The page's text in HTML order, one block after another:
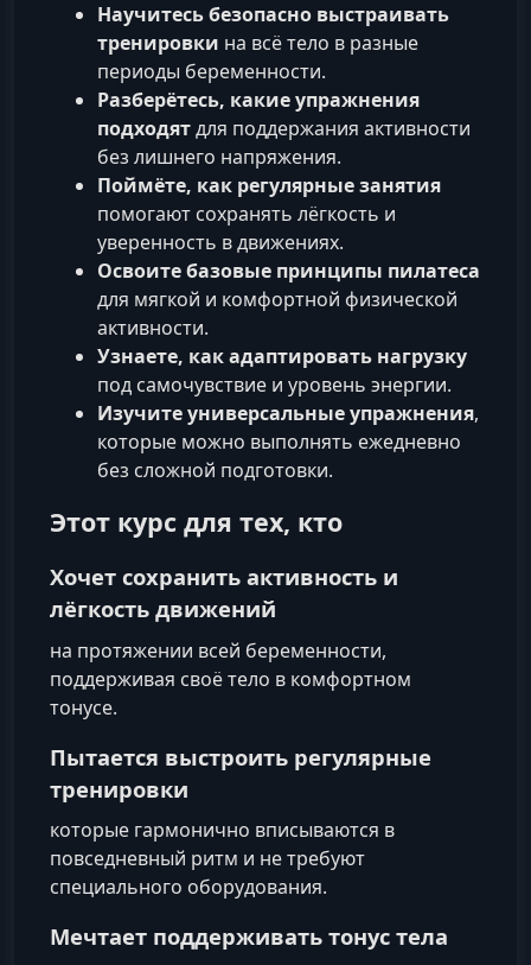
Научитесь безопасно выстраивать
тренировки на всё тело в разные
периоды беременности.
Разберётесь, какие упражнения
подходятдля поддержания активности
без лишнего напряжения.
Поймёте, как регулярные занятия
помогают сохранять лёгкость и
уверенность в движениях.
Освоите базовые принципы пилатеса
для мягкой и комфортной физической
активности.
Узнаете, как адаптировать нагрузку
под самочувствие и уровень энергии.
Изучите универсальные упражнения,
которые можно выполнять ежедневно
без сложной подготовки.
Этот курс для тех, кто
Хочет сохранить активность и
лёгкость движений
на протяжении всей беременности,
поддерживая своё тело в комфортном
тонусе.
Пытается выстроить регулярные
тренировки
которые гармонично вписываются в
повседневный ритм и не требуют
специального оборудования.
Мечтает поддерживать тонус тела